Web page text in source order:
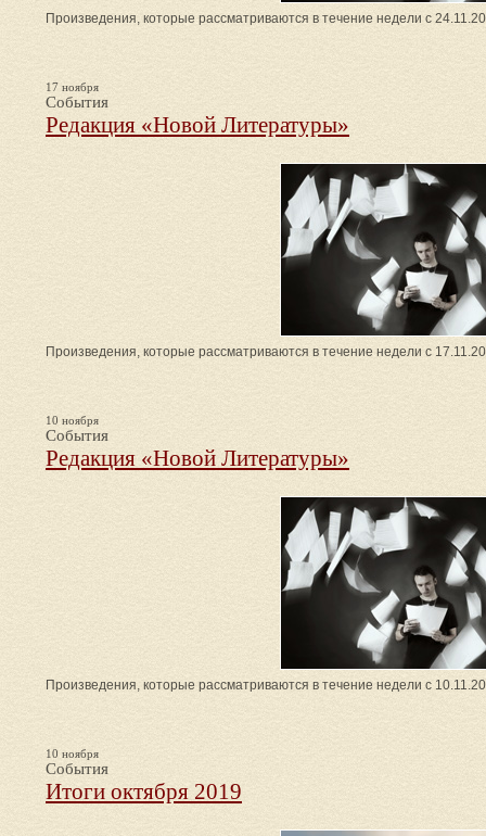
Произведения, которые рассматриваются в течение недели с
17 ноября
События
Редакция «Новой Литературы»
Произведения, которые рассматриваются в течение недели с
10 ноября
События
Редакция «Новой Литературы»
Произведения, которые рассматриваются в течение недели с
10 ноября
События
Итоги октября 2019